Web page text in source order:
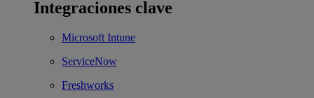
Integraciones clave
Microsoft Intune
ServiceNow
Freshworks